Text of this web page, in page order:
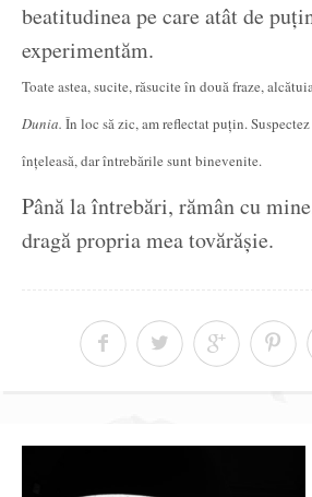
beatitudinea pe care atât de
experimentăm.
Toate astea, sucite, răsucite în două fraze,
Dunia. În loc să zic, am reflectat puțin.
înțeleasă, dar întrebările sunt binevenite.
Până la întrebări, rămân cu
dragă propria mea tovărășie.